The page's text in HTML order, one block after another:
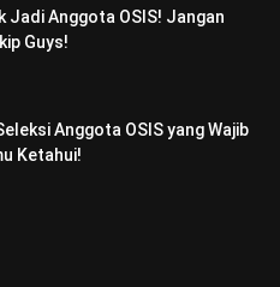
Jadi Anggota OSIS! Jangan
Guys!
Anggota OSIS yang Wajib
Ketahui!